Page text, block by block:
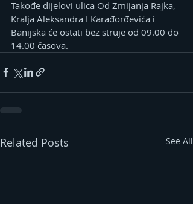
Takođe dijelovi ulica Od Zmijanja Rajka,
Kralja Aleksandra I Karađorđevića i
Banijska će ostati bez struje od 09.00 do
14.00 časova.
Related Posts See All